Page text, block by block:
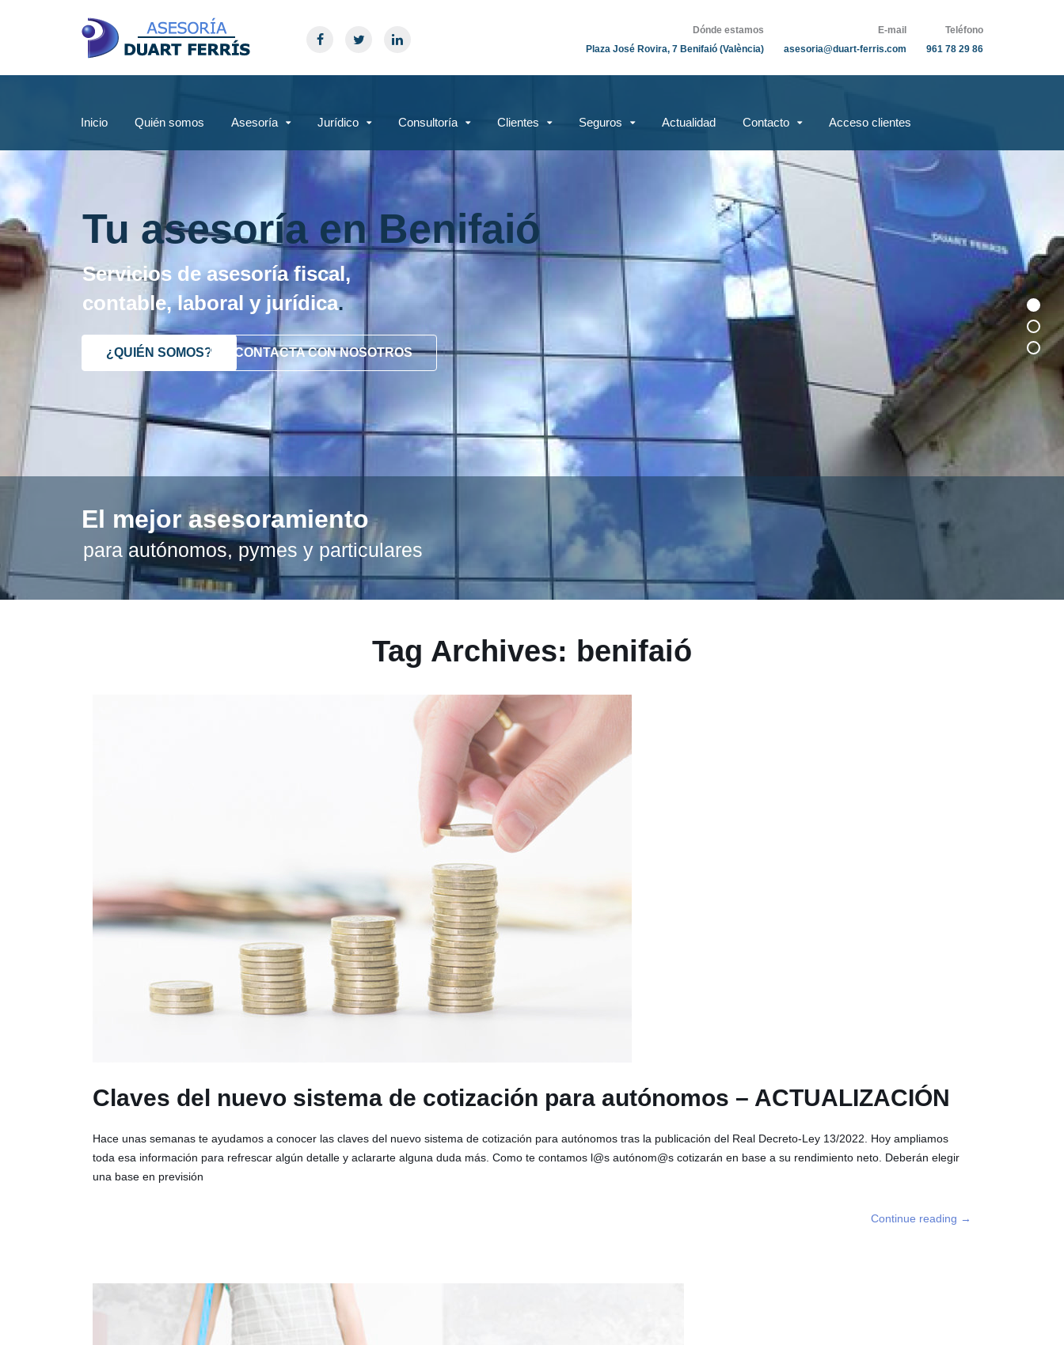
Teléfono
961 78 29 86
E-mail
asesoria@duart-ferris.com
Dónde estamos
Plaza José Rovira, 7 Benifaió (València)
Inicio Quién somos Asesoría Jurídico Consultoría Clientes Seguros Actualidad Contacto Acceso clientes
Tu asesoría en Benifaió
Servicios de asesoría fiscal,
contable, laboral y jurídica.
¿QUIÉN SOMOS? CONTACTA CON NOSOTROS
El mejor asesoramiento
para autónomos, pymes y particulares
Tag Archives: benifaió
Claves del nuevo sistema de cotización para autónomos – ACTUALIZACIÓN
Hace unas semanas te ayudamos a conocer las claves del nuevo sistema de cotización para autónomos tras la publicación del Real Decreto-Ley 13/2022. Hoy ampliamos
toda esa información para refrescar algún detalle y aclararte alguna duda más. Como te contamos l@s autónom@s cotizarán en base a su rendimiento neto. Deberán elegir
una base en previsión
Continue reading →